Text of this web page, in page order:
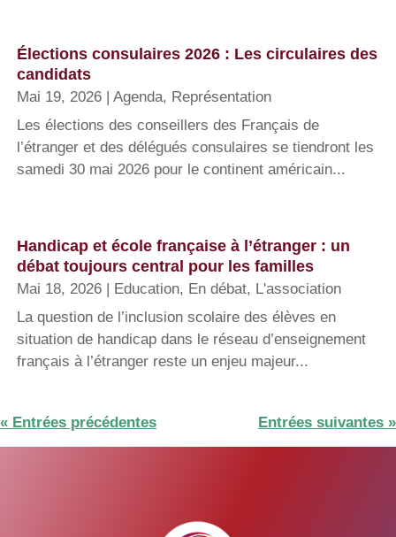
Élections consulaires 2026 : Les circulaires des
candidats
Mai 19, 2026 Agenda, Représentation
Les élections des conseillers des Français de
l’étranger et des délégués consulaires se tiendront les
samedi 30 mai 2026 pour le continent américain...
Handicap et école française à l’étranger : un
débat toujours central pour les familles
Mai 18, 2026 Education, En débat, L'association
La question de l’inclusion scolaire des élèves en
situation de handicap dans le réseau d’enseignement
français à l’étranger reste un enjeu majeur...
« Entrées précédentes Entrées suivantes »